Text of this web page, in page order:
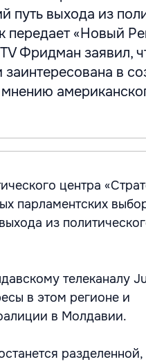
путь выхода из
«Новый
Фридман заявил,
в
центра
парламентских
из
телеканалу
в этом регионе и
в Молдавии.
разделенной,